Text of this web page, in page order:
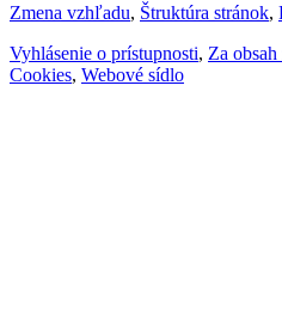
Zmena vzhľadu, Štruktúra stránok,
Vyhlásenie o prístupnosti, Za
Cookies, Webové sídlo